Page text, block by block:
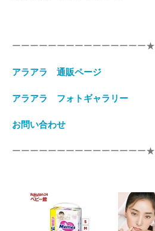
ーーーーーーーーーーーーーーー★
アラアラ 通販ページ
アラアラ フォトギャラリー
お問い合わせ
ーーーーーーーーーーーーーーー★